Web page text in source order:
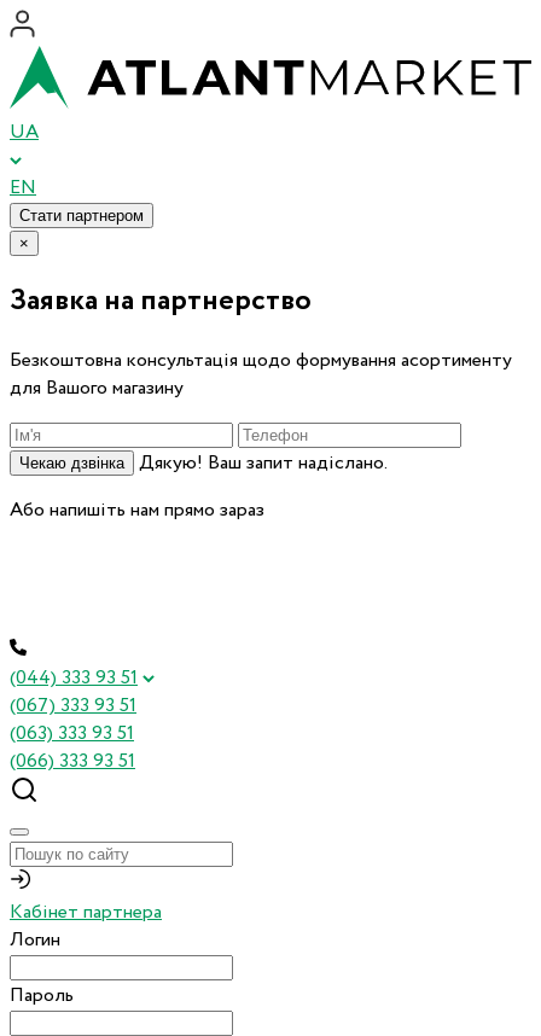
UA
EN
Стати партнером
×
Заявка на партнерство
Безкоштовна консультація щодо формування асортименту
для Вашого магазину
Чекаю дзвінка
Дякую! Ваш запит надіслано.
Або напишіть нам прямо зараз
(044) 333 93 51
(067) 333 93 51
(063) 333 93 51
(066) 333 93 51
Кабінет партнера
Логин
Пароль